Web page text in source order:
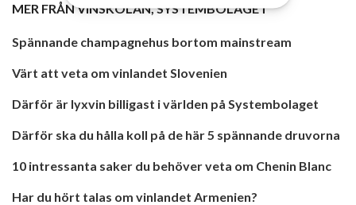
MER FRÅNVINSKOLAN,SYSTEMBOLAGET
Spännande champagnehus bortom mainstream
Värt att veta om vinlandet Slovenien
Därför är lyxvin billigast i världen på Systembolaget
Därför ska du hålla koll på de här 5 spännande druvorna
10 intressanta saker du behöver veta om Chenin Blanc
Har du hört talas om vinlandet Armenien?